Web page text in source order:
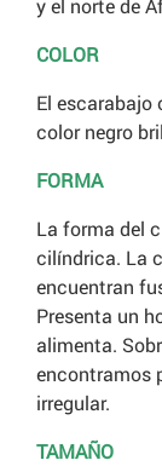
y el norte de
COLOR
El escarabajo
color negro
FORMA
La forma del
cilíndrica. La
encuentran
Presenta un
alimenta.
encontramos
irregular.
TAMAÑO